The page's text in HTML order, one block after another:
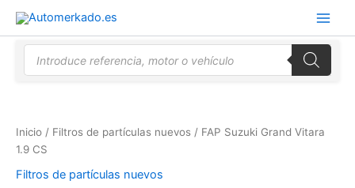
contenido
Búsqueda
Inicio / Filtros de partículas nuevos / FAP Suzuki Grand Vitara
1.9 CS
Filtros de partículas nuevos